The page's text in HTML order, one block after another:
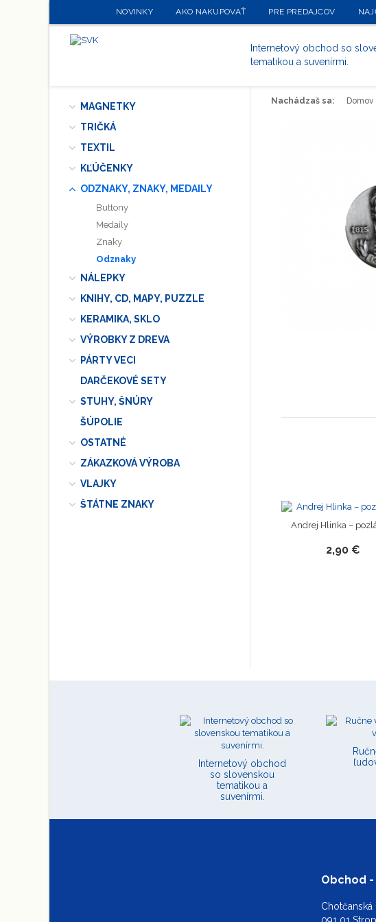
Nachádzaš sa: Domov
Andrej Hlinka –
2,90 €
MAGNETKY
TRIČKÁ
TEXTIL
KĽÚČENKY
ODZNAKY, ZNAKY, MEDAILY
Buttony
Medaily
Znaky
Odznaky
NÁLEPKY
KNIHY, CD, MAPY, PUZZLE
KERAMIKA, SKLO
VÝROBKY Z DREVA
PÁRTY VECI
DARČEKOVÉ SETY
STUHY, ŠNÚRY
ŠÚPOLIE
OSTATNÉ
ZÁKAZKOVÁ VÝROBA
VLAJKY
ŠTÁTNE ZNAKY
Internetový obchod
so slovenskou
tematikou a
suvenírmi.
Obchod -
Chotčanská
NOVINKY AKO NAKUPOVAŤ PRE PREDAJCOV
Internetový obchod so
tematikou a suvenírmi.